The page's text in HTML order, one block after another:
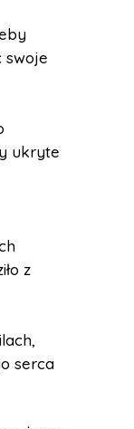
swoje
ukryte
z
serca